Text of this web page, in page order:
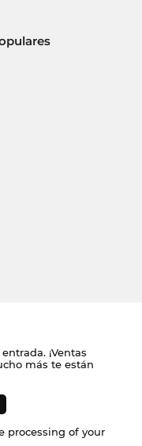
¡Ventas
más te están
processing of your